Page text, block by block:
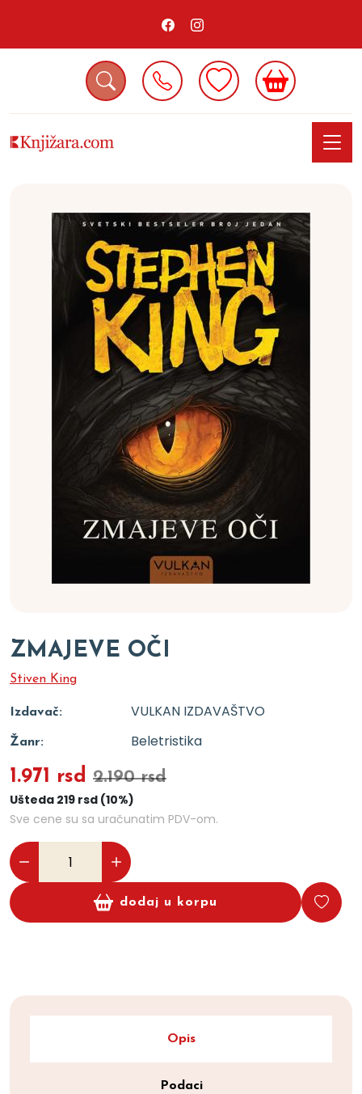
ZMAJEVE OČI
Stiven King
Izdavač: VULKAN IZDAVAŠTVO
Žanr: Beletristika
1.971 rsd 2.190 rsd
Ušteda 219 rsd (10%)
Sve cene su sa uračunatim PDV-om.
dodaj u korpu
Opis
Podaci